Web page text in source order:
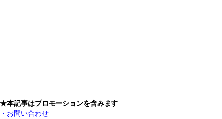
★本記事はプロモーションを含みます
・お問い合わせ